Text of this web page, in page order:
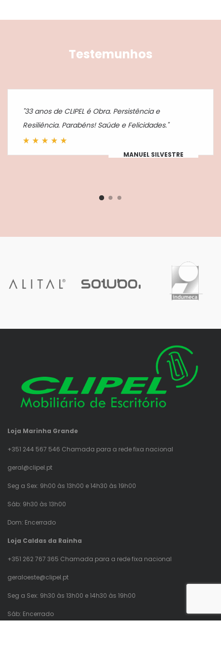
Testemunhos
"33 anos de CLIPEL é Obra. Persistência e
Resiliência. Parabéns! Saúde e Felicidades."
MANUEL SILVESTRE
Loja Marinha Grande
+351 244 567 546 Chamada para a rede fixa nacional
geral@clipel.pt
Seg a Sex: 9h00 às 13h00 e 14h30 às 19h00
Sáb: 9h30 às 13h00
Dom: Encerrado
Loja Caldas da Rainha
+351 262 767 365 Chamada para a rede fixa nacional
geraloeste@clipel.pt
Seg a Sex: 9h30 às 13h00 e 14h30 às 19h00
Sáb: Encerrado